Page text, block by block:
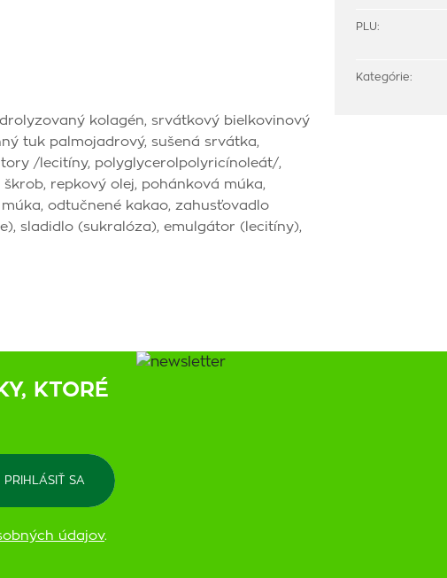
kolagén, srvátkový bielkovinový
tuk palmojadrový, sušená srvátka,
/lecitíny, polyglycerolpolyricínoleát/,
repkový olej, pohánková múka,
odtučnené kakao, zahusťovadlo
sladidlo (sukralóza), emulgátor (lecitíny),
PLU:
Kategórie:
KTORÉ
údajov.